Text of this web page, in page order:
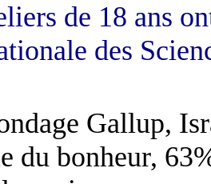
de 18 ans
des
Gallup,
du bonheur,